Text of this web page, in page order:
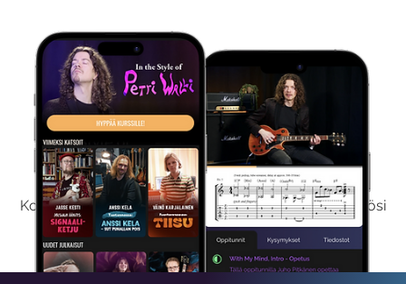
Kokeile Ilmaiseksi
Kokeilemalla ilmaiseksi saat koko sisältömme käyttöösi
viikon ajaksi.